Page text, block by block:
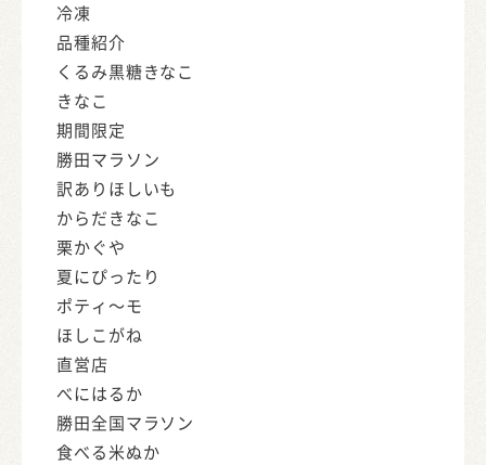
冷凍
品種紹介
くるみ黒糖きなこ
きなこ
期間限定
勝田マラソン
訳ありほしいも
からだきなこ
栗かぐや
夏にぴったり
ポティ～モ
ほしこがね
直営店
べにはるか
勝田全国マラソン
食べる米ぬか